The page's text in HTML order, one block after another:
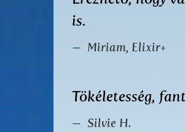
is.
Miriam, Elixir+
Tökéletesség,
Silvie H.